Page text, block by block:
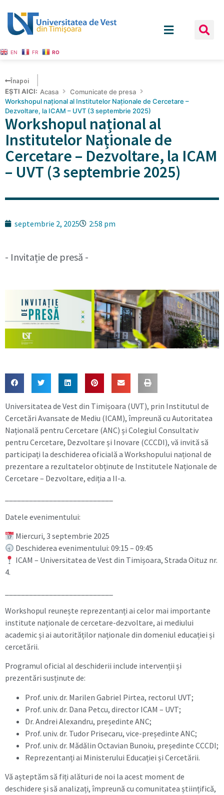
EN FR RO
Înapoi
EȘTI AICI: Acasa
Comunicate de presa
Workshopul național al Institutelor Naționale de Cercetare –
Dezvoltare, la ICAM – UVT (3 septembrie 2025)
Workshopul național al
Institutelor Naționale de
Cercetare – Dezvoltare, la ICAM
– UVT (3 septembrie 2025)
septembrie 2, 2025 2:58 pm
- Invitație de presă -
Universitatea de Vest din Timișoara (UVT), prin Institutul de
Cercetări Avansate de Mediu (ICAM), împreună cu Autoritatea
Națională pentru Cercetare (ANC) și Colegiul Consultativ
pentru Cercetare, Dezvoltare și Inovare (CCCDI), vă invită să
participați la deschiderea oficială a Workshopului național de
prezentare a rezultatelor obținute de Institutele Naționale de
Cercetare – Dezvoltare, ediția a II-a.
Datele evenimentului:
Miercuri, 3 septembrie 2025
Deschiderea evenimentului: 09:15 – 09:45
ICAM – Universitatea de Vest din Timișoara, Strada Oituz nr.
4.
Workshopul reunește reprezentanți ai celor mai importante
institute naționale de cercetare-dezvoltare, ai mediului
academic și ai autorităților naționale din domeniul educației și
cercetării.
Programul oficial al deschiderii include intervenții și
prezentări susținute de:
Prof. univ. dr. Marilen Gabriel Pirtea, rectorul UVT;
Prof. univ. dr. Dana Petcu, director ICAM – UVT;
Dr. Andrei Alexandru, președinte ANC;
Prof. univ. dr. Tudor Prisecaru, vice-președinte ANC;
Prof. univ. dr. Mădălin Octavian Bunoiu, președinte CCCDI;
Reprezentanți ai Ministerului Educației și Cercetării.
Vă așteptăm să fiți alături de noi la acest moment de
deschidere și să analizați, împreună cu comunitatea științifică,